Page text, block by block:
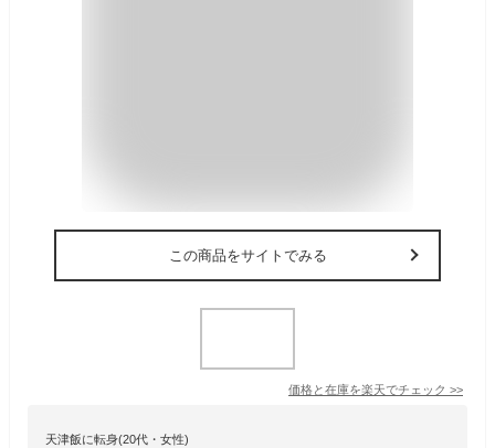
この商品をサイトでみる
価格と在庫を楽天でチェック >>
天津飯に転身(20代・女性)